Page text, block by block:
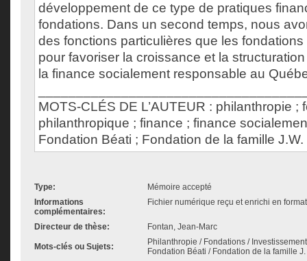
développement de ce type de pratiques
fondations. Dans un second temps, nous
des fonctions particulières que les
pour favoriser la croissance et la
la finance socialement responsable au
MOTS-CLÉS DE L’AUTEUR : philanthropie ;
philanthropique ; finance ; finance
Fondation Béati ; Fondation de la famille
Type:
Mémoire accepté
Informations
complémentaires:
Fichier numérique reçu et enrichi en
Directeur de thèse: Fontan, Jean-Marc
Mots-clés ou Sujets:
Philanthropie / Fondations /
Fondation Béati / Fondation de la famille